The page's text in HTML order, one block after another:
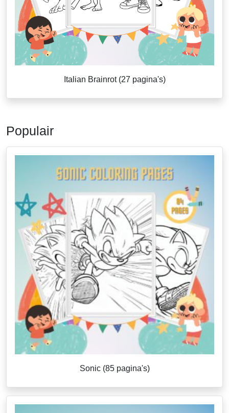
Italian Brainrot (27 pagina's)
Populair
Sonic (85 pagina's)